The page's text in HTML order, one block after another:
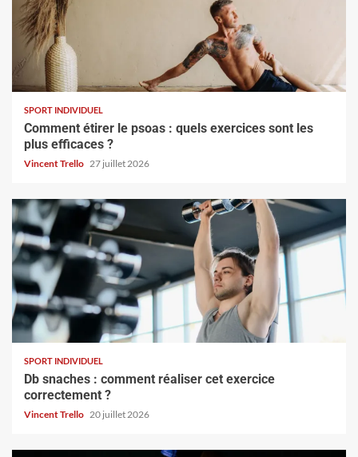
SPORT INDIVIDUEL
Comment étirer le psoas : quels exercices sont les
plus efficaces ?
Vincent Trello 27 juillet 2026
SPORT INDIVIDUEL
Db snaches : comment réaliser cet exercice
correctement ?
Vincent Trello 20 juillet 2026